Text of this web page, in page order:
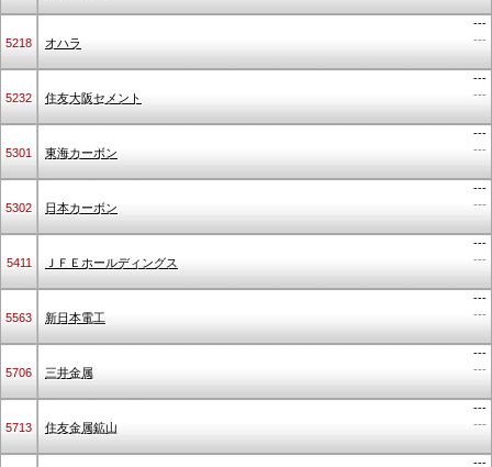
5218 オハラ
---
---
5232 住友大阪セメント
---
---
5301 東海カーボン
---
---
5302 日本カーボン
---
---
5411 ＪＦＥホールディングス
---
---
5563 新日本電工
---
---
5706 三井金属
---
---
5713 住友金属鉱山
---
---
---